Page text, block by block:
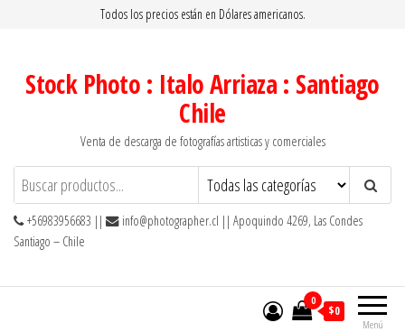
Todos los precios están en Dólares americanos.
Stock Photo : Italo Arriaza : Santiago
Chile
Venta de descarga de fotografías artisticas y comerciales
+56983956683 ||
info@photographer.cl || Apoquindo 4269, Las Condes
Santiago – Chile
Menú
0
$0